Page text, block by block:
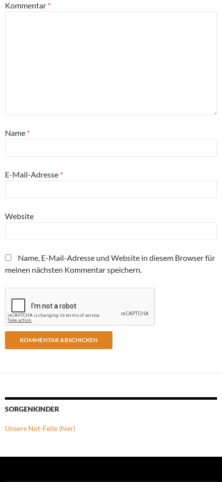
Kommentar *
Name *
E-Mail-Adresse *
Website
Name, E-Mail-Adresse und Website in diesem Browser für
meinen nächsten Kommentar speichern.
SORGENKINDER
Unsere Not-Felle (hier)